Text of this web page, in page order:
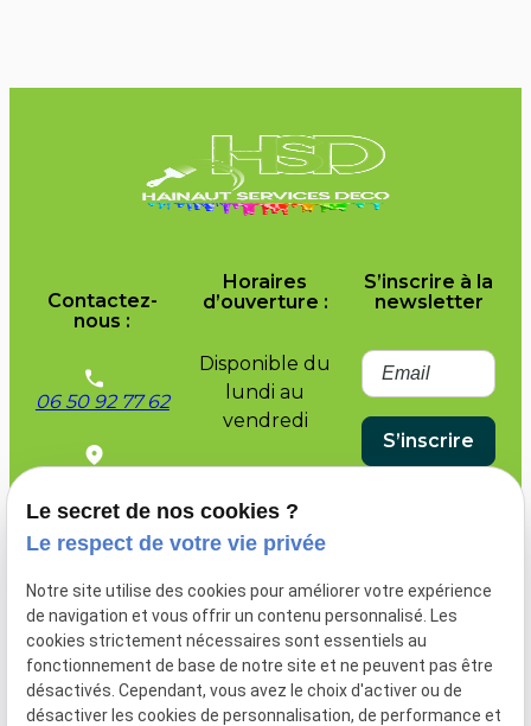
Contactez-
nous :
06 50 92 77 62
Place
59282
Selle
Horaires
d’ouverture :
Disponible du
lundi au
vendredi
S’inscrire à la
newsletter
Le secret de nos cookies ?
Le respect de votre vie privée
Notre site utilise des cookies pour améliorer votre expérience
de navigation et vous offrir un contenu personnalisé. Les
cookies strictement nécessaires sont essentiels au
fonctionnement de base de notre site et ne peuvent pas être
désactivés. Cependant, vous avez le choix d'activer ou de
désactiver les cookies de personnalisation, de performance et